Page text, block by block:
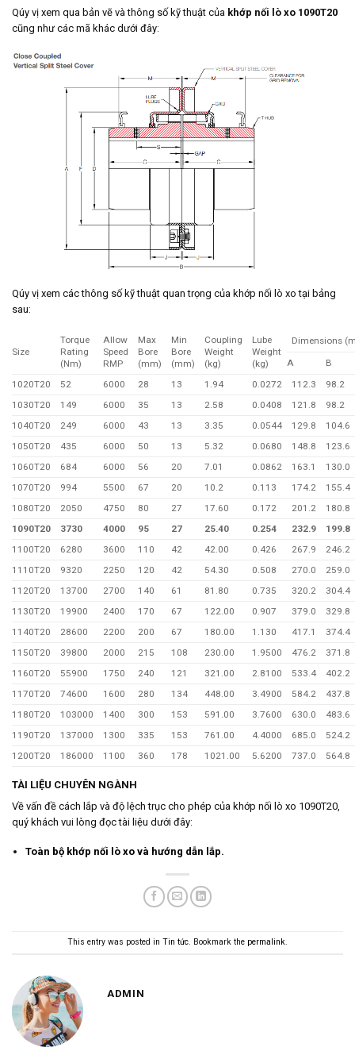
Qúy vị xem qua bản vẽ và thông số kỹ thuật của khớp nối lò xo 1090T20
cũng như các mã khác dưới đây:
Qúy vị xem các thông số kỹ thuật quan trọng của khớp nối lò xo tại bảng
sau:
Size
Torque
Rating
(Nm)
Allow
Speed
RMP
Max
Bore
(mm)
Min
Bore
(mm)
Coupling
Weight
(kg)
Lube
Weight
(kg)
Dimensions
A
B
1020T20
52 6000 28 13 1.94 0.0272 112.3
98.2
1030T20
149 6000 35 13 2.58 0.0408 121.8
98.2
1040T20
249 6000 43 13 3.35 0.0544 129.8
104.6
1050T20
435 6000 50 13 5.32 0.0680 148.8
123.6
1060T20
684 6000 56 20 7.01 0.0862 163.1
130.0
1070T20
994 5500 67 20 10.2 0.113 174.2
155.4
1080T20
2050 4750 80 27 17.60 0.172 201.2
180.8
1090T20
3730 4000 95 27 25.40 0.254 232.9
199.8
1100T20
6280 3600 110 42 42.00 0.426 267.9
246.2
1110T20
9320 2250 120 42 54.30 0.508 270.0
259.0
1120T20
13700 2700 140 61 81.80 0.735 320.2
304.4
1130T20
19900 2400 170 67 122.00 0.907 379.0
329.8
1140T20
28600 2200 200 67 180.00 1.130 417.1
374.4
1150T20
39800 2000 215 108 230.00 1.9500 476.2
371.8
1160T20
55900 1750 240 121 321.00 2.8100 533.4
402.2
1170T20
74600 1600 280 134 448.00 3.4900 584.2
437.8
1180T20
103000 1400 300 153 591.00 3.7600 630.0
483.6
1190T20
137000 1300 335 153 761.00 4.4000 685.0
524.2
1200T20
186000 1100 360 178 1021.00 5.6200 737.0 564.8
TÀI LIỆU CHUYÊN NGÀNH
Về vấn đề cách lắp và độ lệch trục cho phép của khớp nối lò xo 1090T20,
quý khách vui lòng đọc tài liệu dưới đây:
Toàn bộ khớp nối lò xo và hướng dẫn lắp.
This entry was posted in Tin tức. Bookmark the permalink.
ADMIN